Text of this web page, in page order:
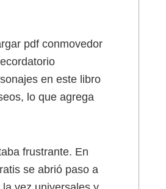
pdf conmovedor
en este libro
lo que agrega
frustrante. En
se abrió paso a